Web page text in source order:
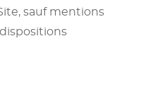
sauf mentions